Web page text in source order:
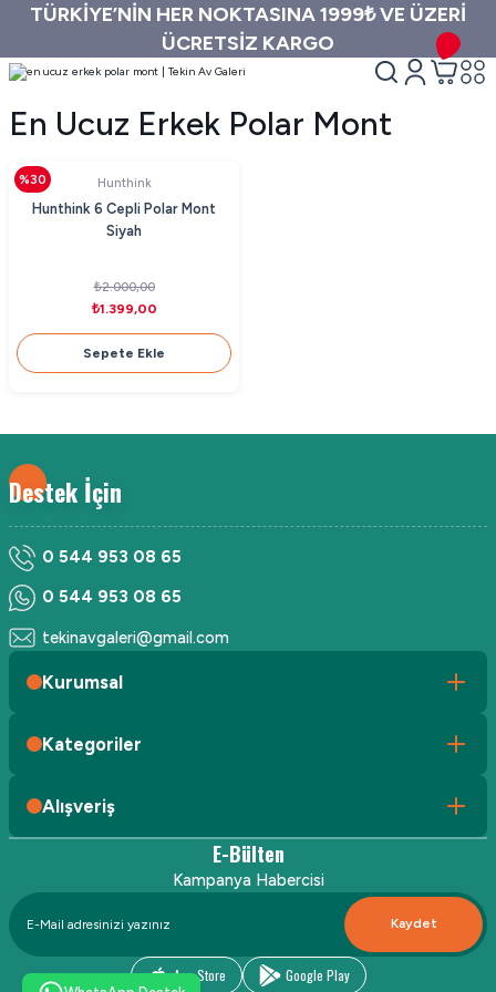
TÜRKİYE’NİN HER NOKTASINA 1999₺ VE ÜZERİ
ÜCRETSİZ KARGO
En Ucuz Erkek Polar Mont
%30 Hunthink
Hunthink 6 Cepli Polar Mont
Siyah
₺2.000,00
₺1.399,00
Sepete Ekle
Destek İçin
0 544 953 08 65
0 544 953 08 65
tekinavgaleri@gmail.com
Kurumsal
Kategoriler
Alışveriş
E-Bülten
Kampanya Habercisi
Kaydet
App Store Google Play